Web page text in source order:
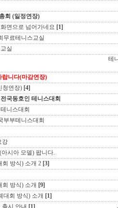
회 (일정연장)
면으로 넘어가네요 [1]
무료테니스교실
실
테
랍니다(마감연장)
청연장) [4]
국동호인 테니스대회
니스대회
부부테니스대회
강
아시아 모델) 팝니다.
회 방식) 소개 2 [3]
방식) 소개 [9]
대회 방식) 소개 [1]
출시 안내 [1]